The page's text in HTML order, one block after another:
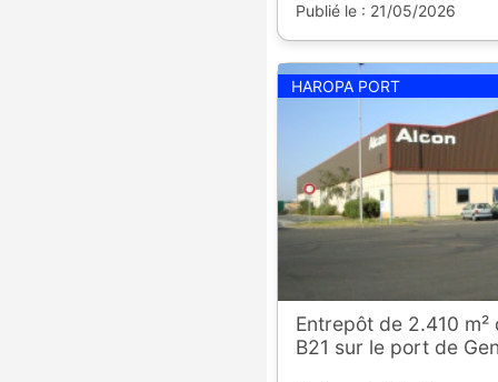
Publié le : 21/05/2026
HAROPA PORT
Entrepôt de 2.410 m²
B21 sur le port de